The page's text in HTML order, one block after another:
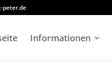
peter.de
Informationen